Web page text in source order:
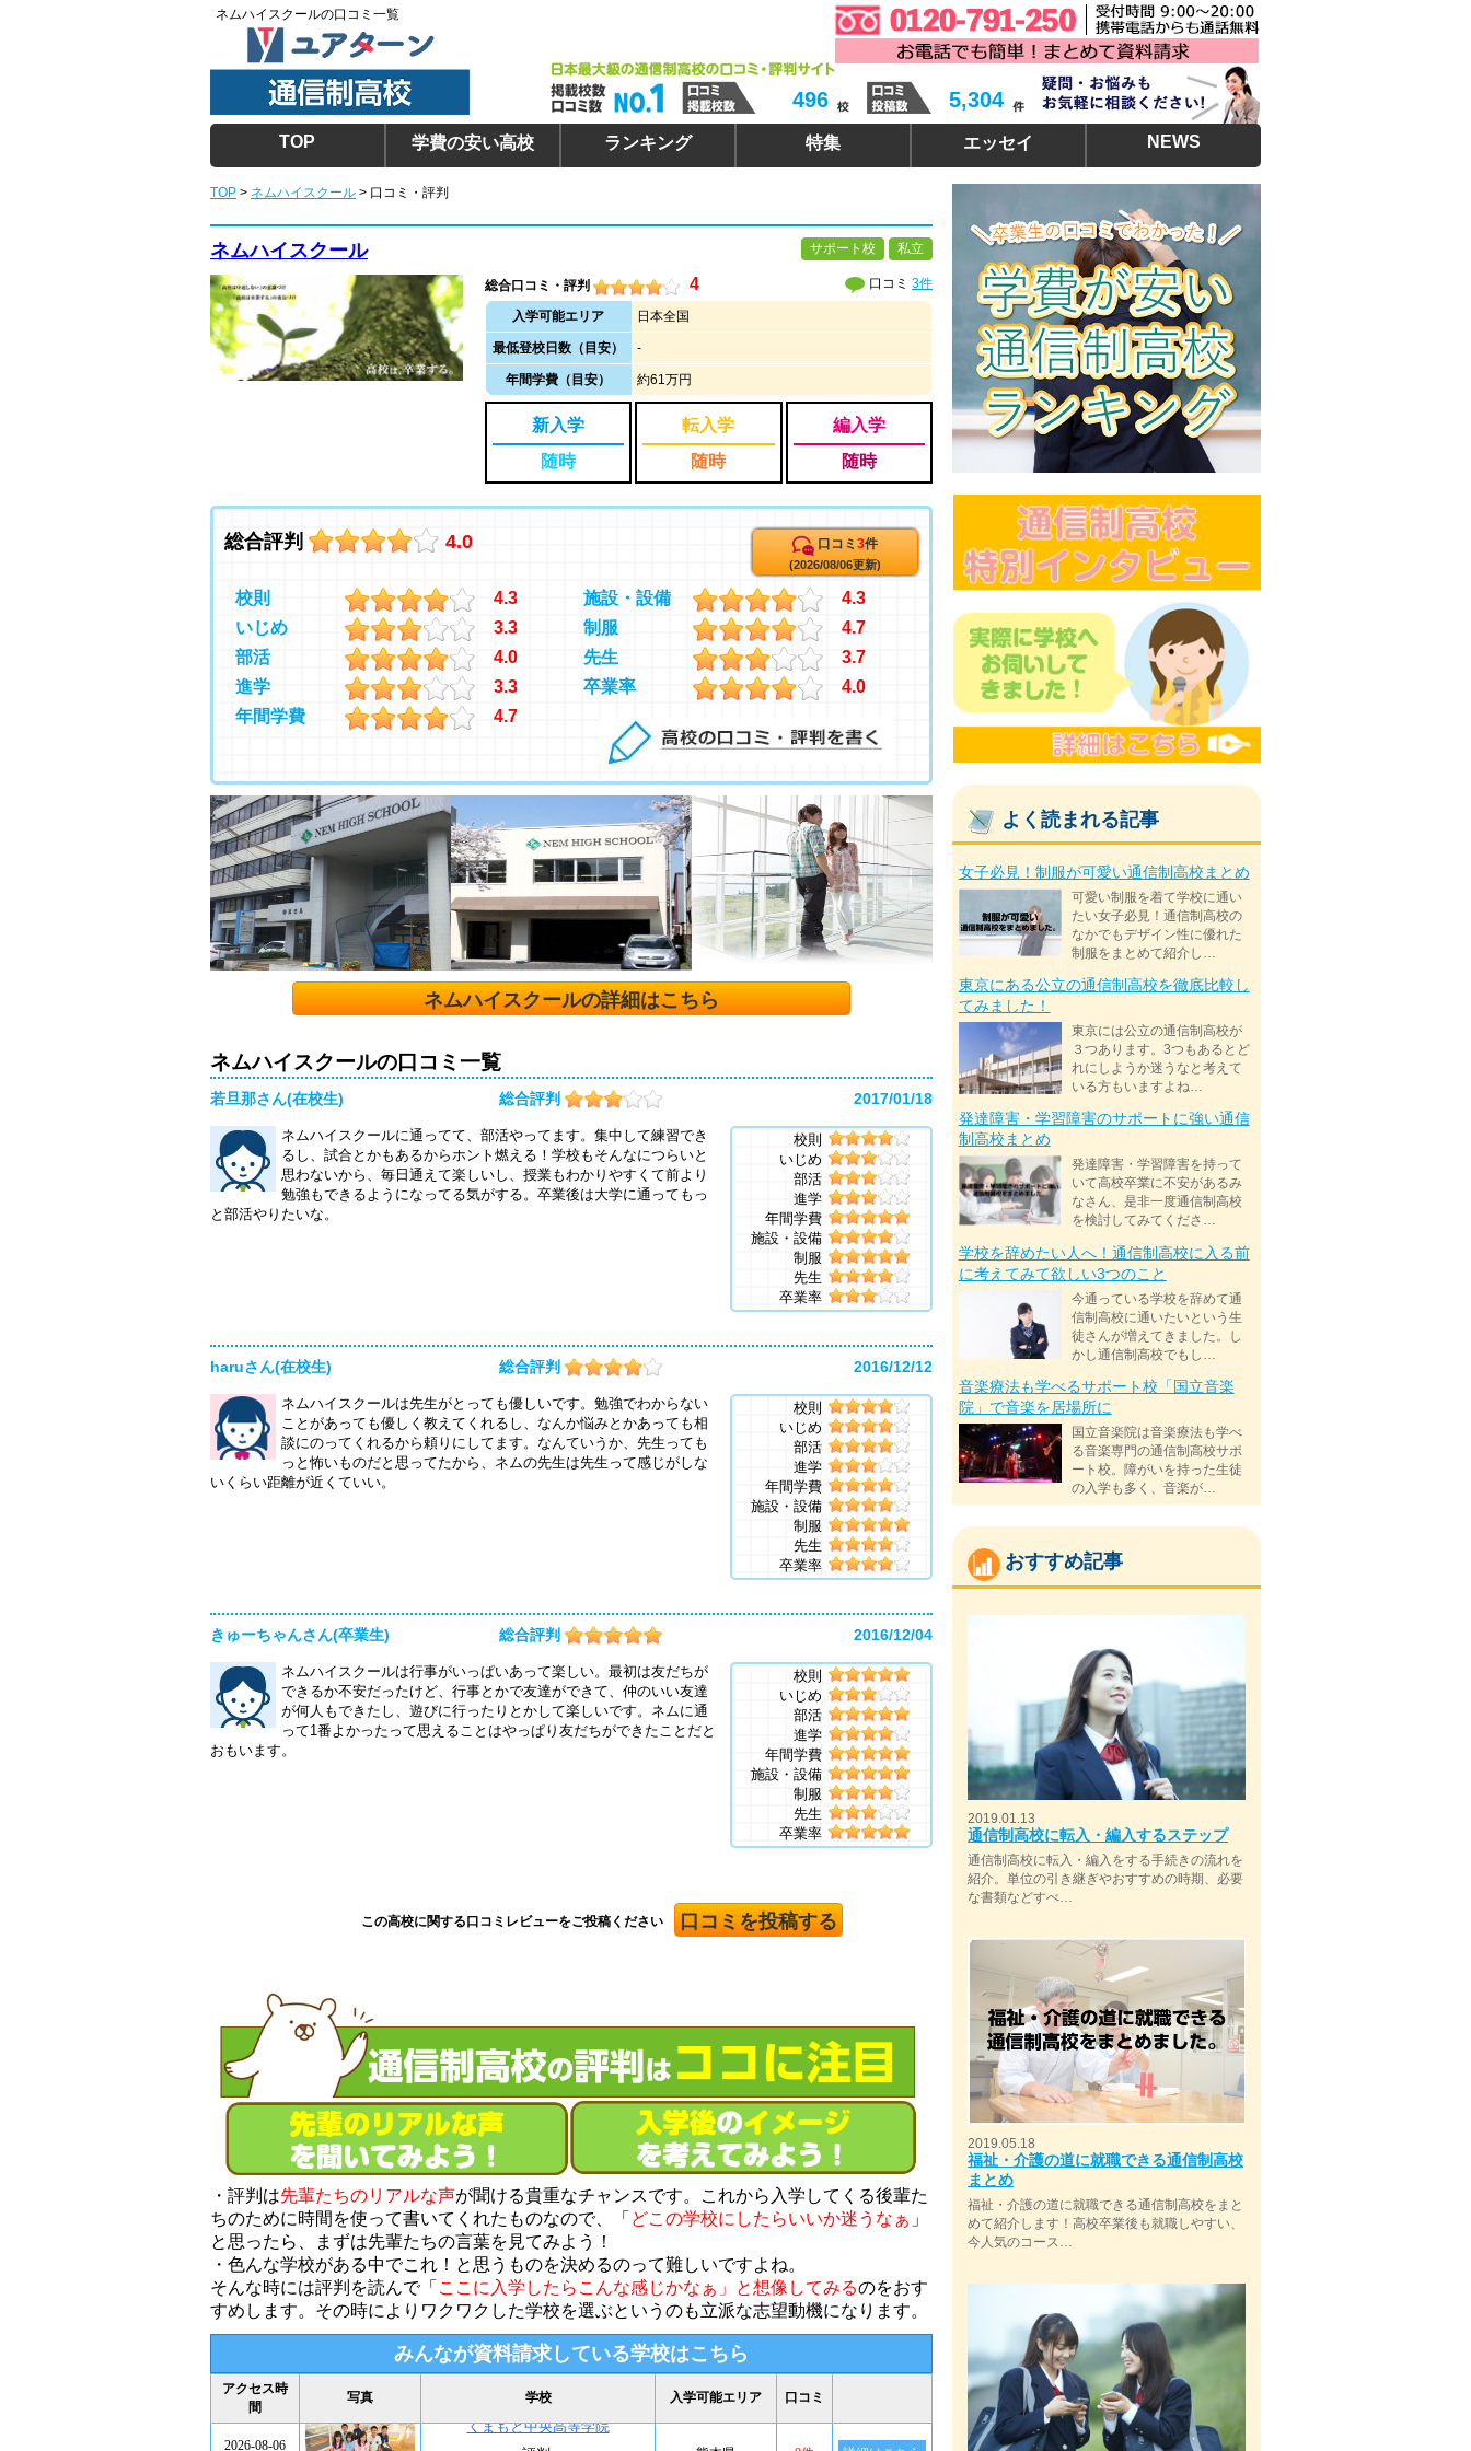
ネムハイスクールの口コミ一覧
5,304
496
TOP 学費の安い高校 ランキング 特集 エッセイ NEWS
TOP > ネムハイスクール > 口コミ・評判
ネムハイスクール サポート校 私立
総合口コミ・評判 4 口コミ 3件
入学可能エリア 日本全国
最低登校日数（目安） -
年間学費（目安） 約61万円
新入学
随時
転入学
随時
編入学
随時
総合評判 4.0 口コミ 3件
(2026/08/06更新)
校則
4.3
いじめ
3.3
部活
4.0
進学
3.3
年間学費
4.7
施設・設備
4.3
制服
4.7
先生
3.7
卒業率
4.0
ネムハイスクールの詳細はこちら
ネムハイスクールの口コミ一覧
若旦那さん(在校生) 総合評判 2017/01/18
ネムハイスクールに通ってて、部活やってます。集中して練習でき
るし、試合とかもあるからホント燃える！学校もそんなにつらいと
思わないから、毎日通えて楽しいし、授業もわかりやすくて前より
勉強もできるようになってる気がする。卒業後は大学に通ってもっ
と部活やりたいな。
校則
いじめ
部活
進学
年間学費
施設・設備
制服
先生
卒業率
haruさん(在校生) 総合評判 2016/12/12
ネムハイスクールは先生がとっても優しいです。勉強でわからない
ことがあっても優しく教えてくれるし、なんか悩みとかあっても相
談にのってくれるから頼りにしてます。なんていうか、先生っても
っと怖いものだと思ってたから、ネムの先生は先生って感じがしな
いくらい距離が近くていい。
校則
いじめ
部活
進学
年間学費
施設・設備
制服
先生
卒業率
きゅーちゃんさん(卒業生) 総合評判 2016/12/04
ネムハイスクールは行事がいっぱいあって楽しい。最初は友だちが
できるか不安だったけど、行事とかで友達ができて、仲のいい友達
が何人もできたし、遊びに行ったりとかして楽しいです。ネムに通
って1番よかったって思えることはやっぱり友だちができたことだと
おもいます。
校則
いじめ
部活
進学
年間学費
施設・設備
制服
先生
卒業率
この高校に関する口コミレビューをご投稿ください 口コミを投稿する
・評判は先輩たちのリアルな声が聞ける貴重なチャンスです。これから入学してくる後輩た
ちのために時間を使って書いてくれたものなので、「 どこの学校にしたらいいか迷うなぁ 」
と思ったら、まずは先輩たちの言葉を見てみよう！
・色んな学校がある中でこれ！と思うものを決めるのって難しいですよね。
そんな時には評判を読んで「 ここに入学したらこんな感じかなぁ」と想像してみるのをおす
すめします。その時によりワクワクした学校を選ぶというのも立派な志望動機になります。
みんなが資料請求している学校はこちら
よく読まれる記事
女子必見！制服が可愛い通信制高校まとめ
可愛い制服を着て学校に通い
たい女子必見！通信制高校の
なかでもデザイン性に優れた
制服をまとめて紹介し…
東京にある公立の通信制高校を徹底比較し
てみました！
東京には公立の通信制高校が
３つあります。3つもあるとど
れにしようか迷うなと考えて
いる方もいますよね…
発達障害・学習障害のサポートに強い通信
制高校まとめ
発達障害・学習障害を持って
いて高校卒業に不安があるみ
なさん、是非一度通信制高校
を検討してみてくださ…
学校を辞めたい人へ！通信制高校に入る前
に考えてみて欲しい3つのこと
今通っている学校を辞めて通
信制高校に通いたいという生
徒さんが増えてきました。し
かし通信制高校でもし…
音楽療法も学べるサポート校「国立音楽
院」で音楽を居場所に
国立音楽院は音楽療法も学べ
る音楽専門の通信制高校サポ
ート校。障がいを持った生徒
の入学も多く、音楽が…
おすすめ記事
2019.01.13
通信制高校に転入・編入するステップ
通信制高校に転入・編入をする手続きの流れを
紹介。単位の引き継ぎやおすすめの時期、必要
な書類などすべ…
2019.05.18
福祉・介護の道に就職できる通信制高校
まとめ
福祉・介護の道に就職できる通信制高校をまと
めて紹介します！高校卒業後も就職しやすい、
今人気のコース…